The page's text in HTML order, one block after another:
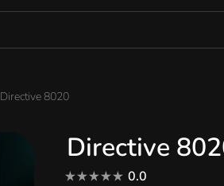
Directive 8020
Directive
0.0